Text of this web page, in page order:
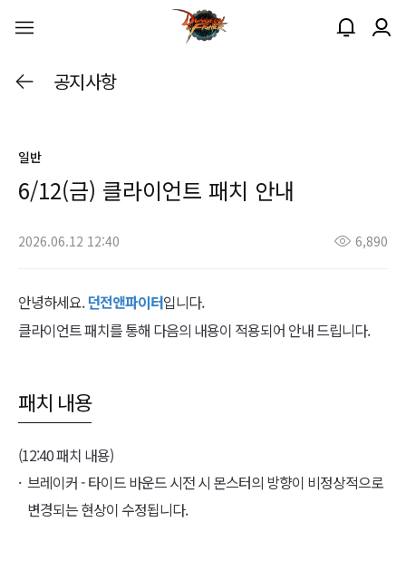
공지사항
일반
6/12(금) 클라이언트 패치 안내
2026.06.12 12:40 6,890
안녕하세요.던전앤파이터입니다.
클라이언트 패치를 통해 다음의 내용이 적용되어 안내 드립니다.
패치 내용
(12:40 패치 내용)
브레이커 - 타이드 바운드 시전 시 몬스터의 방향이 비정상적으로
변경되는 현상이 수정됩니다.